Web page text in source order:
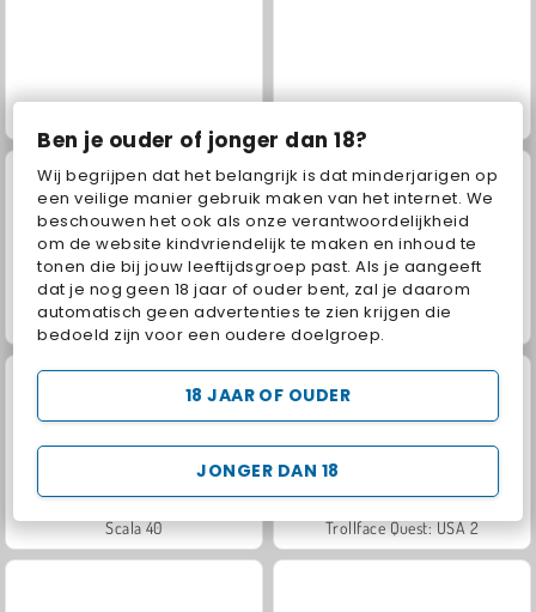
Ben je ouder of jonger dan 18?
Wij begrijpen dat het belangrijk is dat minderjarigen op
een veilige manier gebruik maken van het internet. We
beschouwen het ook als onze verantwoordelijkheid
om de website kindvriendelijk te maken en inhoud te
tonen die bij jouw leeftijdsgroep past. Als je aangeeft
dat je nog geen 18 jaar of ouder bent, zal je daarom
automatisch geen advertenties te zien krijgen die
bedoeld zijn voor een oudere doelgroep.
JONGER DAN 18
18 JAAR OF OUDER
Grand Mahjong Connect Masha and the Bear: Meadows
Scala 40 Trollface Quest: USA 2